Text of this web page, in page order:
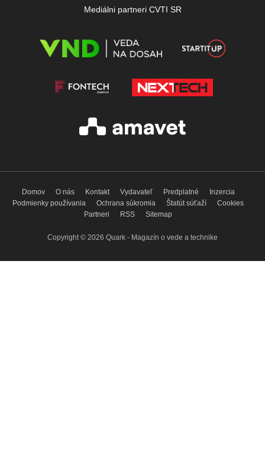
Mediálni partneri CVTI SR
Domov O nás Kontakt Vydavateľ Predplatné
Inzercia
Podmienky používania
Ochrana súkromia Štatút súťaží
Cookies
Partneri
RSS Sitemap
Copyright © 2026 Quark - Magazín o vede a technike